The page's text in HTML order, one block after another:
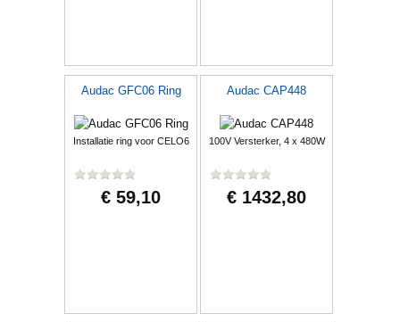
Audac GFC06 Ring
Installatie ring voor CELO6
€ 59,10
Audac CAP448
100V Versterker, 4 x 480W
€ 1432,80